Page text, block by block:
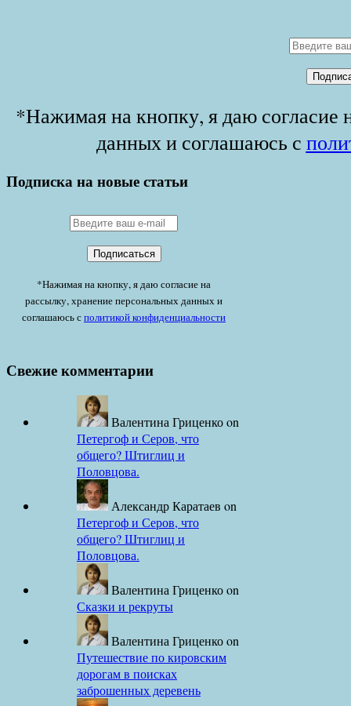
*Нажимая на кнопку, я даю согласие
данных и соглашаюсь с
Подписка на новые статьи
*Нажимая на кнопку, я даю согласие на
рассылку, хранение персональных данных и
соглашаюсь сполитикой конфиденциальности
Свежие комментарии
Валентина Гриценкоon
Петергоф и Серов, что
общего? Штиглиц и
Половцова.
Александр Каратаев on
Петергоф и Серов, что
общего? Штиглиц и
Половцова.
Валентина Гриценкоon
Сказки и рекруты
Валентина Гриценкоon
Путешествие по кировским
дорогам в поисках
заброшенных деревень